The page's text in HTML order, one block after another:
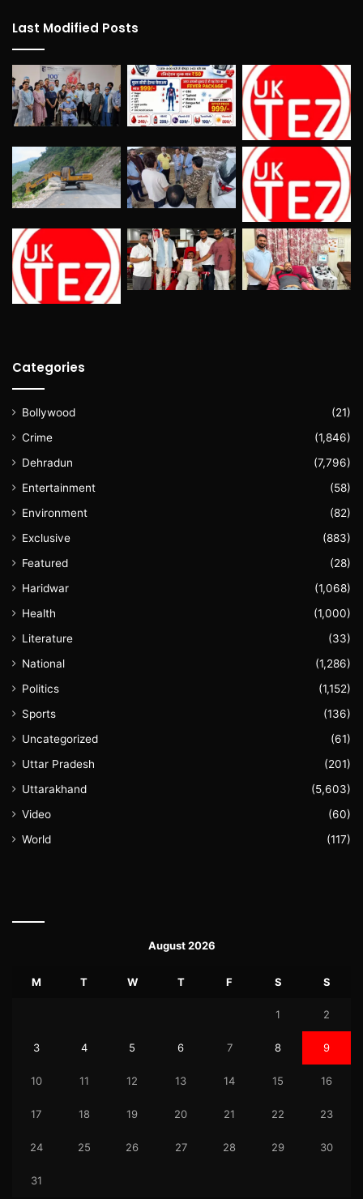
Last Modified Posts
Categories
Bollywood
(21)
Crime
(1,846)
Dehradun
(7,796)
Entertainment
(58)
Environment
(82)
Exclusive
(883)
Featured
(28)
Haridwar
(1,068)
Health
(1,000)
Literature
(33)
National
(1,286)
Politics
(1,152)
Sports
(136)
Uncategorized
(61)
Uttar Pradesh
(201)
Uttarakhand
(5,603)
Video
(60)
World
(117)
August 2026
M T W T F S S
1 2
3 4 5 6 7 8 9
10 11 12 13 14 15 16
17 18 19 20 21 22 23
24 25 26 27 28 29 30
31